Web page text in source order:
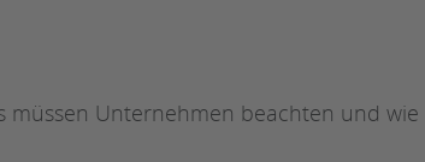
müssen Unternehmen beachten und wie